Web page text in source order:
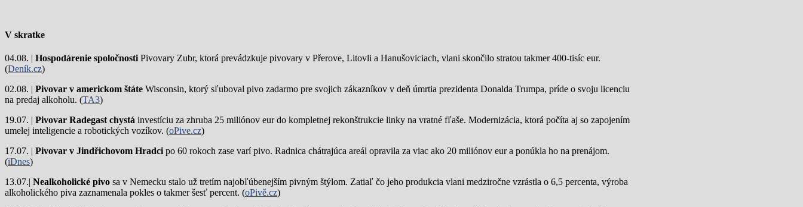
V skratke
04.08. | Hospodárenie spoločnosti Pivovary Zubr, ktorá prevádzkuje pivovary v Přerove, Litovli a Hanušoviciach, vlani skončilo stratou takmer 400-tisíc eur.
(Deník.cz)
02.08. | Pivovar v americkom štáte Wisconsin, ktorý sľuboval pivo zadarmo pre svojich zákazníkov v deň úmrtia prezidenta Donalda Trumpa, príde o svoju licenciu
na predaj alkoholu. (TA3)
19.07. | Pivovar Radegast chystá investíciu za zhruba 25 miliónov eur do kompletnej rekonštrukcie linky na vratné fľaše. Modernizácia, ktorá počíta aj so zapojením
umelej inteligencie a robotických vozíkov. (oPive.cz)
17.07. | Pivovar v Jindřichovom Hradci po 60 rokoch zase varí pivo. Radnica chátrajúca areál opravila za viac ako 20 miliónov eur a ponúkla ho na prenájom.
(iDnes)
13.07.| Nealkoholické pivo sa v Nemecku stalo už tretím najobľúbenejším pivným štýlom. Zatiaľ čo jeho produkcia vlani medziročne vzrástla o 6,5 percenta, výroba
alkoholického piva zaznamenala pokles o takmer šesť percent. (oPivě.cz)